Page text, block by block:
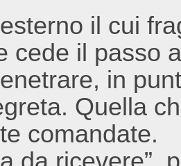
il cui
cede il passo
in
Quella
comandate.